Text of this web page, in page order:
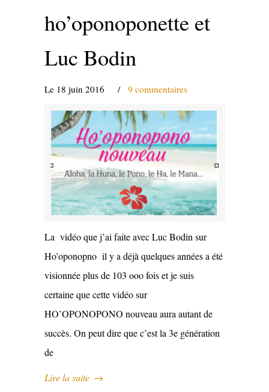
ho’oponoponette et
Luc Bodin
Le 18 juin 2016 / 9 commentaires
La vidéo que j’ai faite avec Luc Bodin sur
Ho’oponopno il y a déjà quelques années a été
visionnée plus de 103 ooo fois et je suis
certaine que cette vidéo sur
HO’OPONOPONO nouveau aura autant de
succès. On peut dire que c’est la 3e génération
de
Lire la suite →